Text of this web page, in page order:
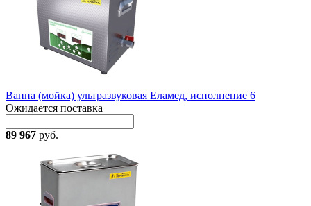
Ванна (мойка) ультразвуковая Еламед, исполнение 6
Ожидается поставка
89 967 руб.